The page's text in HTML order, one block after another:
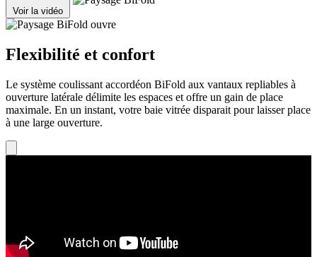
Voir la vidéo
Flexibilité et confort
Le système coulissant accordéon BiFold aux vantaux repliables à
ouverture latérale délimite les espaces et offre un gain de place
maximale. En un instant, votre baie vitrée disparait pour laisser place
à une large ouverture.